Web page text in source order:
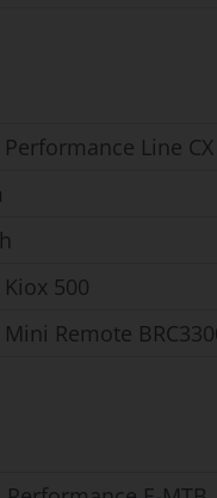
Line
500
Remote